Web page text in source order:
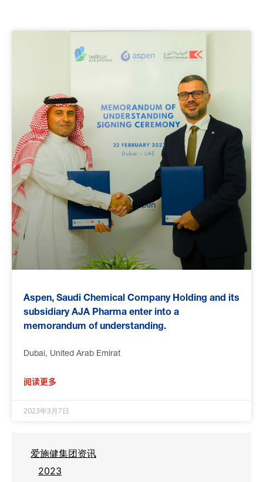
Aspen, Saudi Chemical Company Holding and its
subsidiary AJA Pharma enter into a
memorandum of understanding.
Dubai, United Arab Emirat
阅读更多
2023年3月7日
爱施健集团资讯
2023